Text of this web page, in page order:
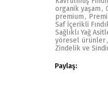
organik yaşam ,
premium ,
Saf İçerikli
Sağlıklı Yağ
yöresel ürünler,
Zindelik ve
Paylaş